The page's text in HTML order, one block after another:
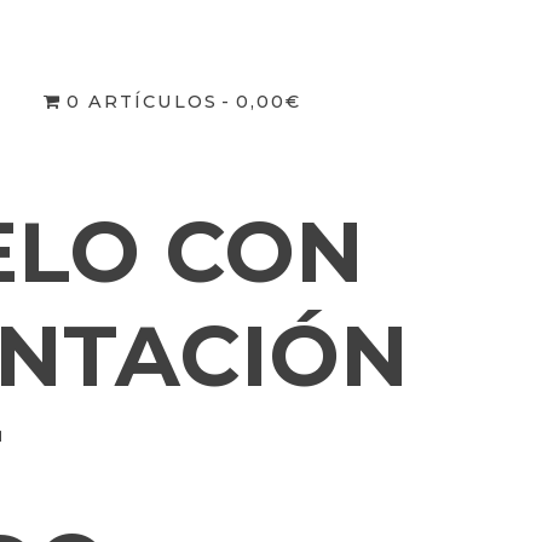
0 ARTÍCULOS 0,00€
CON PRESENTACIÓN KRAFT
CON